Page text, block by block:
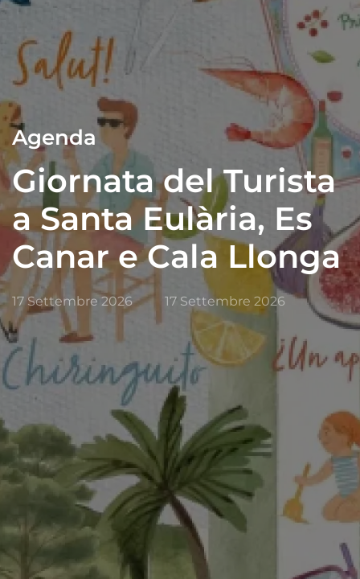
Agenda
Giornata del Turista
a Santa Eulària, Es
Canar e Cala Llonga
17 Settembre 2026 17 Settembre 2026